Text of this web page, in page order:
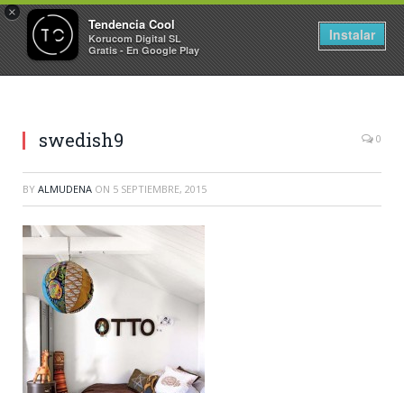
×
Tendencia Cool
Korucom Digital SL
Gratis - En Google Play
Instalar
swedish9 0
BY ALMUDENA ON 5 SEPTIEMBRE, 2015